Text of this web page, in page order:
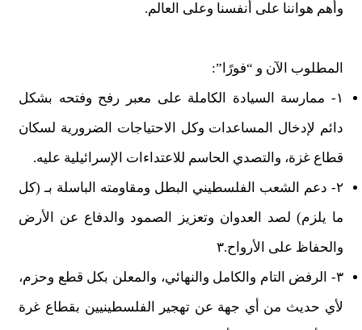
وأهم هواننا على أنفسنا وعلى العالم.
المطلوب الآن و “فورًا”:
١- ممارسة السيادة الكاملة على معبر رفح وفتحه بشكل
دائم لإدخال المساعدات وكل الاحتياجات الضرورية لسكان
قطاع غزة، والتصدي الحاسم للاعتداءات الإسرائيلية عليه.
٢- دعم الشعب الفلسطيني البطل ومقاومته الباسلة بـ (كل
ما يلزم) لصد العدوان وتعزيز الصمود والدفاع عن الأرض
والحفاظ على الأرواح.٣
٣- الرفض التام والكامل والنهائي، والمعلن بكل قطع وحزم،
لأي حديث من أي جهة عن تهجير الفلسطينيين بقطاع غرة